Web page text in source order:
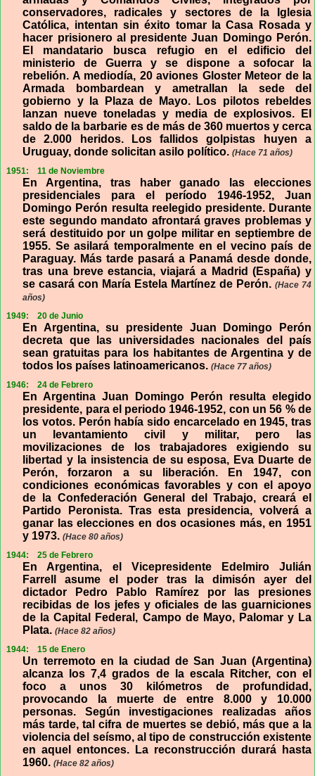
conservadores, radicales y sectores de la Iglesia
Católica, intentan sin éxito tomar la Casa Rosada y
hacer prisionero al presidente Juan Domingo Perón.
El mandatario busca refugio en el edificio del
ministerio de Guerra y se dispone a sofocar la
rebelión. A mediodía, 20 aviones Gloster Meteor de la
Armada bombardean y ametrallan la sede del
gobierno y la Plaza de Mayo. Los pilotos rebeldes
lanzan nueve toneladas y media de explosivos. El
saldo de la barbarie es de más de 360 muertos y cerca
de 2.000 heridos. Los fallidos golpistas huyen a
Uruguay, donde solicitan asilo político.(Hace 71 años)
1951:
11 de Noviembre
En Argentina, tras haber ganado las elecciones
presidenciales para el período 1946-1952, Juan
Domingo Perón resulta reelegido presidente. Durante
este segundo mandato afrontará graves problemas y
será destituido por un golpe militar en septiembre de
1955. Se asilará temporalmente en el vecino país de
Paraguay. Más tarde pasará a Panamá desde donde,
tras una breve estancia, viajará a Madrid (España) y
se casará con María Estela Martínez de Perón.(Hace 74
años)
1949:
20 de Junio
En Argentina, su presidente Juan Domingo Perón
decreta que las universidades nacionales del país
sean gratuitas para los habitantes de Argentina y de
todos los países latinoamericanos.(Hace 77 años)
1946:
24 de Febrero
En Argentina Juan Domingo Perón resulta elegido
presidente, para el periodo 1946-1952, con un 56 % de
los votos. Perón había sido encarcelado en 1945, tras
un levantamiento civil y militar, pero las
movilizaciones de los trabajadores exigiendo su
libertad y la insistencia de su esposa, Eva Duarte de
Perón, forzaron a su liberación. En 1947, con
condiciones económicas favorables y con el apoyo
de la Confederación General del Trabajo, creará el
Partido Peronista. Tras esta presidencia, volverá a
ganar las elecciones en dos ocasiones más, en 1951
y 1973.(Hace 80 años)
1944:
25 de Febrero
En Argentina, el Vicepresidente Edelmiro Julián
Farrell asume el poder tras la dimisón ayer del
dictador Pedro Pablo Ramírez por las presiones
recibidas de los jefes y oficiales de las guarniciones
de la Capital Federal, Campo de Mayo, Palomar y La
Plata.(Hace 82 años)
1944:
15 de Enero
Un terremoto en la ciudad de San Juan (Argentina)
alcanza los 7,4 grados de la escala Ritcher, con el
foco a unos 30 kilómetros de profundidad,
provocando la muerte de entre 8.000 y 10.000
personas. Según investigaciones realizadas años
más tarde, tal cifra de muertes se debió, más que a la
violencia del seísmo, al tipo de construcción existente
en aquel entonces. La reconstrucción durará hasta
1960.(Hace 82 años)